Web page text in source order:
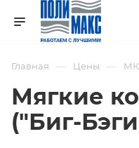
Главная — Цены —
Мягкие
("Биг-